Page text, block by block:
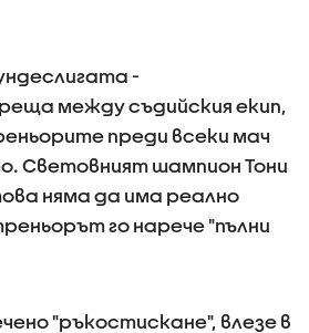
-
между съдийския екип,
преди всеки мач
Световният шампион Тони
няма да има реално
го нарече "пълни
"ръкостискане", влезе в